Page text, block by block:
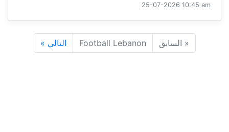
25-07-2026 10:45 am
« السابق Football Lebanon التالي »